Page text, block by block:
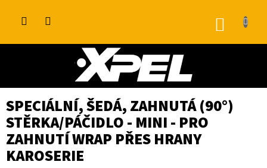
SPECIÁLNÍ, ŠEDÁ, ZAHNUTÁ (90°)
STĚRKA/PÁČIDLO - MINI - PRO
ZAHNUTÍ WRAP PŘES HRANY
KAROSERIE